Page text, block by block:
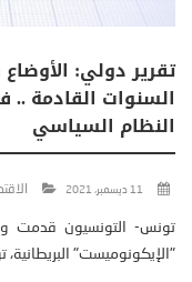
تقرير دولي: الأوضاع
السنوات القادمة
النظام السياسي
11 ديسمبر، 2021
تونس- التونسيون قدمت
"الإيكونوميست"